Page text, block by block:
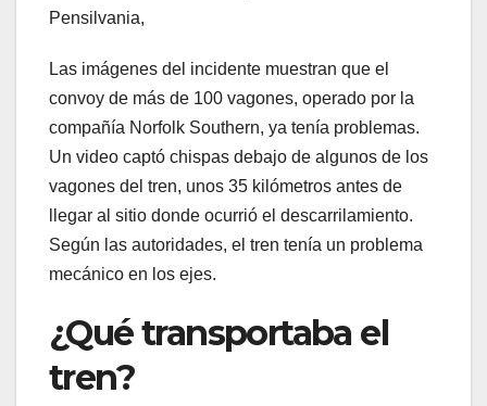
Pensilvania,
Las imágenes del incidente muestran que el
convoy de más de 100 vagones, operado por la
compañía Norfolk Southern, ya tenía problemas.
Un video captó chispas debajo de algunos de los
vagones del tren, unos 35 kilómetros antes de
llegar al sitio donde ocurrió el descarrilamiento.
Según las autoridades, el tren tenía un problema
mecánico en los ejes.
¿Qué transportaba el
tren?